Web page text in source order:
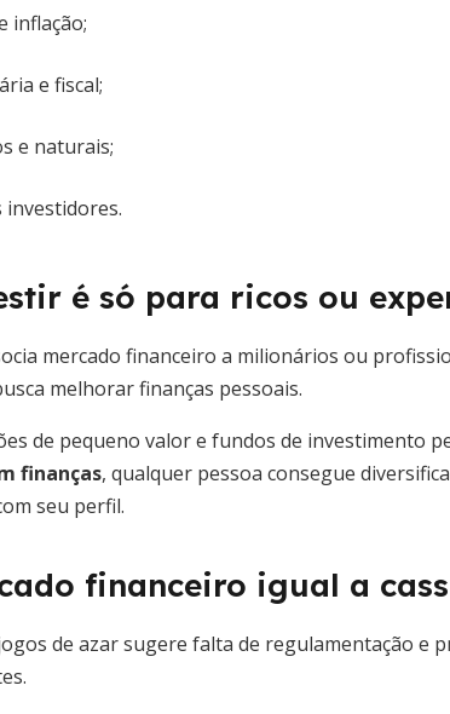
inflação;
e fiscal;
e naturais;
é só para ricos ou
mercado financeiro a milionários ou
melhorar finanças pessoais.
de pequeno valor e fundos de investimento
finanças, qualquer pessoa consegue
seu perfil.
financeiro igual a
de azar sugere falta de regulamentação e